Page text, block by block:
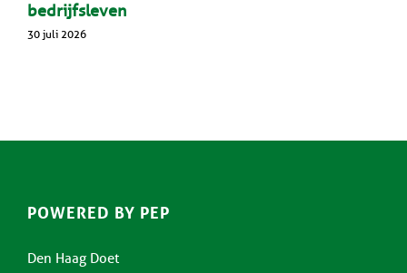
bedrijfsleven
30 juli 2026
POWERED BY PEP
Den Haag Doet